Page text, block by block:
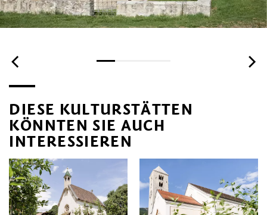
DIESE KULTURSTÄTTEN
KÖNNTEN SIE AUCH
INTERESSIEREN